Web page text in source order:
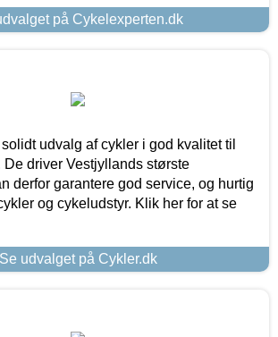
på Cykelexperten.dk
udvalg af cykler i god kvalitet til
De driver Vestjyllands største
derfor garantere god service, og hurtig
og cykeludstyr. Klik her for at se
Se udvalget på Cykler.dk